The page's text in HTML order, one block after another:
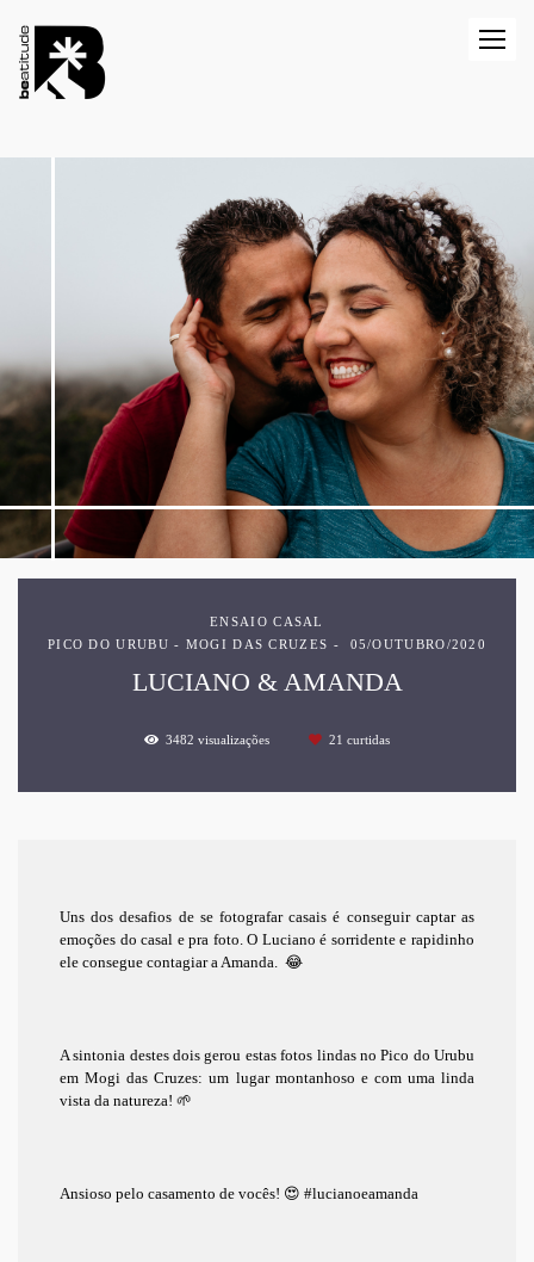
ENSAIO CASAL
PICO DO URUBU - MOGI DAS CRUZES
05/OUTUBRO/2020
LUCIANO & AMANDA
3482 visualizações 21 curtidas
Uns dos desafios de se fotografar casais é conseguir captar as
emoções do casal e pra foto. O Luciano é sorridente e rapidinho
ele consegue contagiar a Amanda. 😂
A sintonia destes dois gerou estas fotos lindas no Pico do Urubu
em Mogi das Cruzes: um lugar montanhoso e com uma linda
vista da natureza! 🌱
Ansioso pelo casamento de vocês! 😍 #lucianoeamanda